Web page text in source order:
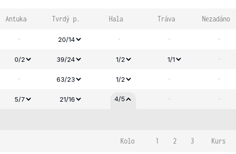
Antuka Tvrdý p. Hala Tráva Nezadáno
- 20/14 - - -
0/2 39/24 1/2 1/1 -
- 63/23 1/2 - -
5/7 21/16 4/5 - -
Kolo 1 2 3 Kurs